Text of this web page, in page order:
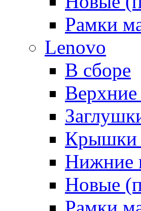
Рамки
Lenovo
В сборе
Верхние
Крышки
Нижние
Новые